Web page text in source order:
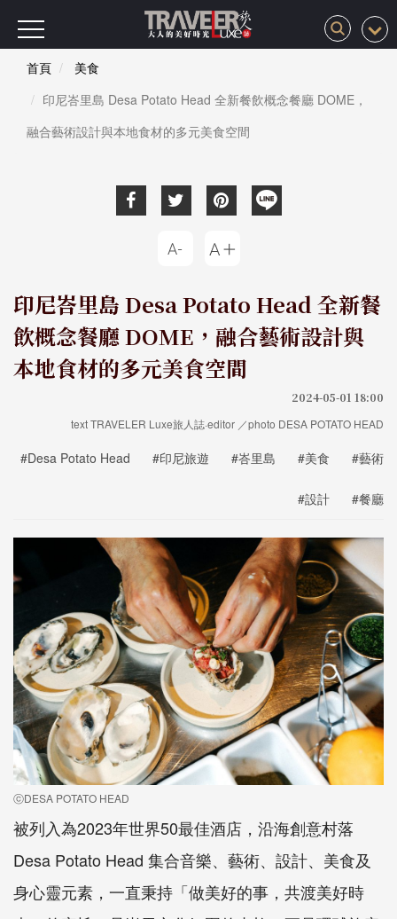
首頁
美食
印尼峇里島 Desa Potato Head 全新餐飲概念餐廳 DOME，
融合藝術設計與本地食材的多元美食空間
印尼峇里島 Desa Potato Head 全新餐
飲概念餐廳 DOME，融合藝術設計與
本地食材的多元美食空間
2024-05-01 18:00
text TRAVELER Luxe旅人誌·editor ／photo DESA POTATO HEAD
#Desa Potato Head #印尼旅遊 #峇里島 #美食 #藝術
#設計 #餐廳
ⓒDESA POTATO HEAD
被列入為2023年世界50最佳酒店，沿海創意村落
Desa Potato Head 集合音樂、藝術、設計、美食及
身心靈元素，一直秉持「做美好的事，共渡美好時